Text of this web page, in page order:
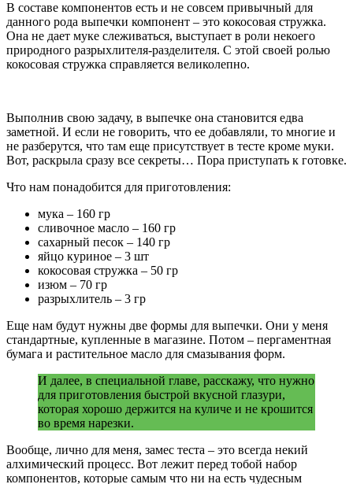
В составе компонентов есть и не совсем привычный для
данного рода выпечки компонент – это кокосовая стружка.
Она не дает муке слеживаться, выступает в роли некоего
природного разрыхлителя-разделителя. С этой своей ролью
кокосовая стружка справляется великолепно.
Выполнив свою задачу, в выпечке она становится едва
заметной. И если не говорить, что ее добавляли, то многие и
не разберутся, что там еще присутствует в тесте кроме муки.
Вот, раскрыла сразу все секреты… Пора приступать к готовке.
Что нам понадобится для приготовления:
мука – 160 гр
сливочное масло – 160 гр
сахарный песок – 140 гр
яйцо куриное – 3 шт
кокосовая стружка – 50 гр
изюм – 70 гр
разрыхлитель – 3 гр
Еще нам будут нужны две формы для выпечки. Они у меня
стандартные, купленные в магазине. Потом – пергаментная
бумага и растительное масло для смазывания форм.
И далее, в специальной главе, расскажу, что нужно
для приготовления быстрой вкусной глазури,
которая хорошо держится на куличе и не крошится
во время нарезки.
Вообще, лично для меня, замес теста – это всегда некий
алхимический процесс. Вот лежит перед тобой набор
компонентов, которые самым что ни на есть чудесным